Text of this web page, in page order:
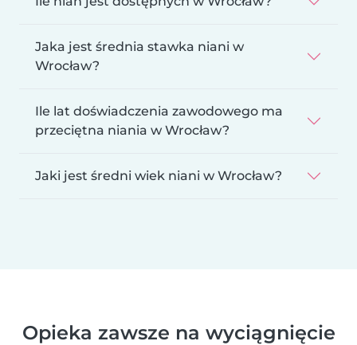
Jaka jest średnia stawka niani w
Wrocław?
Ile lat doświadczenia zawodowego ma
przeciętna niania w Wrocław?
Jaki jest średni wiek niani w Wrocław?
Opieka zawsze na wyciągnięcie